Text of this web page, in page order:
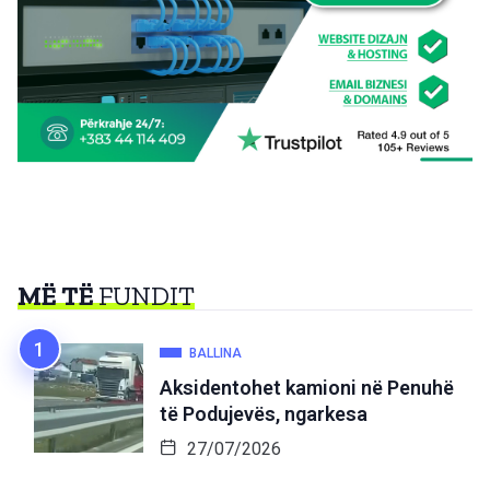
MË TËFUNDIT
BALLINA
Aksidentohet kamioni në Penuhë
të Podujevës, ngarkesa
27/07/2026